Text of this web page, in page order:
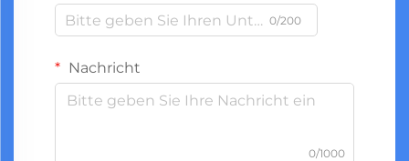
0/200
Nachricht
0/1000